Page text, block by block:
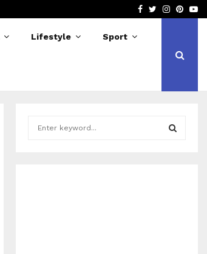
Facebook
Twitter
Lifestyle Sport